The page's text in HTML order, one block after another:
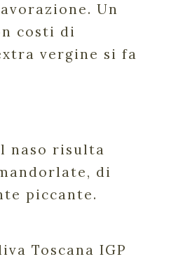
Un
costi di
vergine si fa
naso risulta
di
piccante.
Toscana IGP